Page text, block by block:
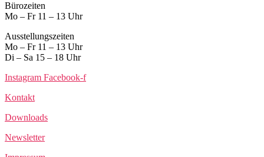
Bürozeiten
Mo – Fr 11 – 13 Uhr
Ausstellungszeiten
Mo – Fr 11 – 13 Uhr
Di – Sa 15 – 18 Uhr
Instagram Facebook-f
Kontakt
Downloads
Newsletter